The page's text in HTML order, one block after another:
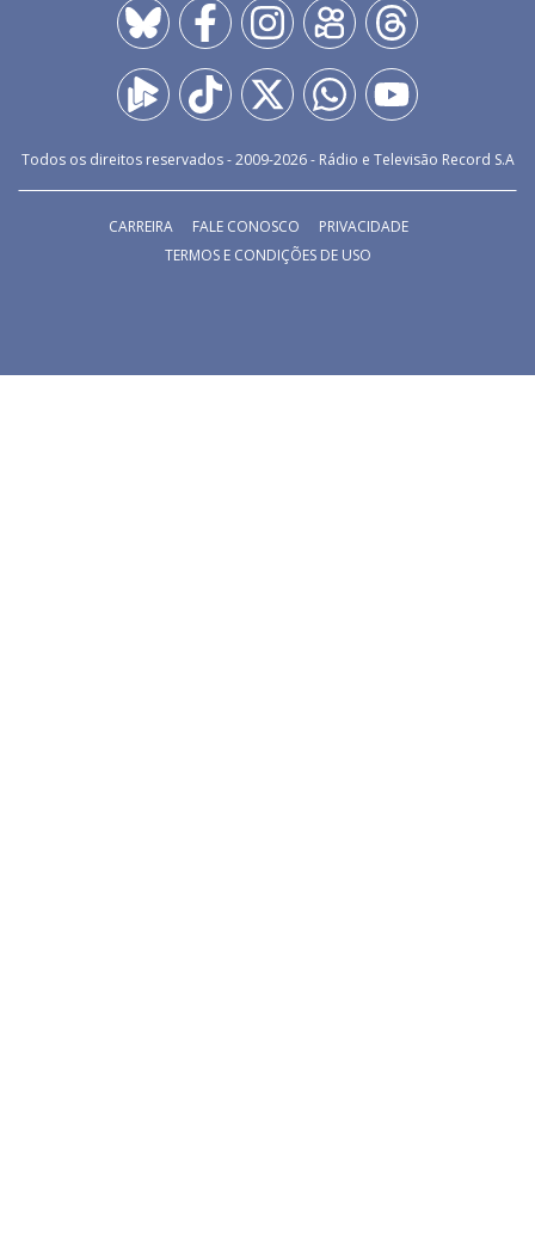
Todos os direitos reservados - 2009-2026- Rádio e Televisão Record S.A
CARREIRA FALE CONOSCO
PRIVACIDADE
TERMOS E CONDIÇÕES DE USO